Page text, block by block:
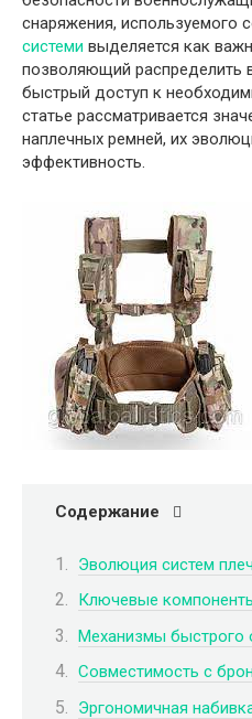
снаряжения, используемого
системи выделяется как
позволяющий распределить
быстрый доступ к
статье рассматривается
наплечных ремней, их
эффективность.
Содержание
Эволюция систем
Ключевые
Механизмы быстрого
Совместимость с
Эргономичная